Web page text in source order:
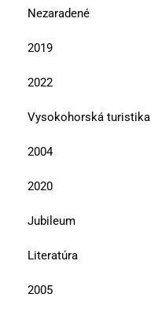
Nezaradené
2019
2022
Vysokohorská turistika
2004
2020
Jubileum
Literatúra
2005